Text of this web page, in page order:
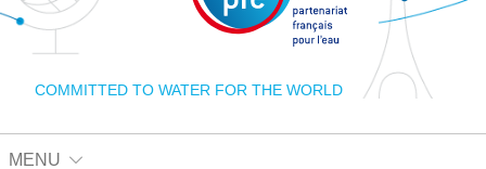
COMMITTED TO WATER FOR THE WORLD
MENU